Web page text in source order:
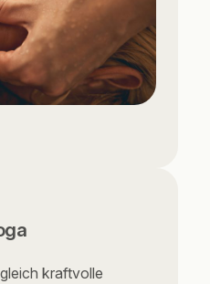
kraftvolle